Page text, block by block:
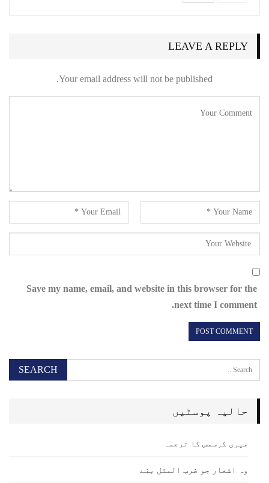
LEAVE A REPLY
Your email address will not be published.
Save my name, email, and website in this browser for the
next time I comment.
حالیہ پوسٹیں
میری کرسمس کا ترجمہ
وہ اشعار جو ضرب المثل بنے